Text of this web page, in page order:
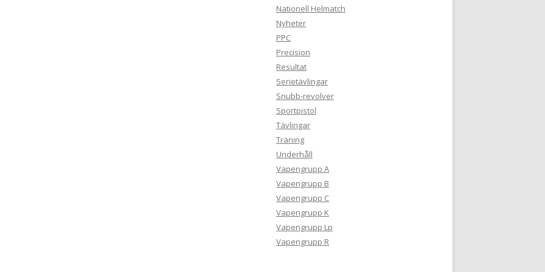
Nationell Helmatch
Nyheter
PPC
Precision
Resultat
Serietävlingar
Snubb-revolver
Sportpistol
Tävlingar
Träning
Underhåll
Vapengrupp A
Vapengrupp B
Vapengrupp C
Vapengrupp K
Vapengrupp Lp
Vapengrupp R